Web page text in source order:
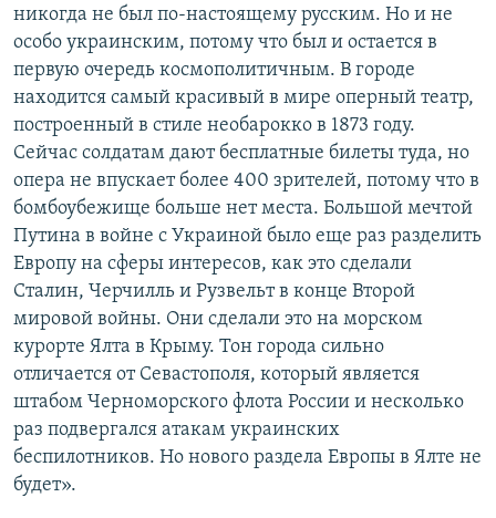
никогда не был по-настоящему русским. Но и не
особо украинским, потому что был и остается в
первую очередь космополитичным. В городе
находится самый красивый в мире оперный театр,
построенный в стиле необарокко в 1873 году.
Сейчас солдатам дают бесплатные билеты туда, но
опера не впускает более 400 зрителей, потому что в
бомбоубежище больше нет места. Большой мечтой
Путина в войне с Украиной было еще раз разделить
Европу на сферы интересов, как это сделали
Сталин, Черчилль и Рузвельт в конце Второй
мировой войны. Они сделали это на морском
курорте Ялта в Крыму. Тон города сильно
отличается от Севастополя, который является
штабом Черноморского флота России и несколько
раз подвергался атакам украинских
беспилотников. Но нового раздела Европы в Ялте не
будет».